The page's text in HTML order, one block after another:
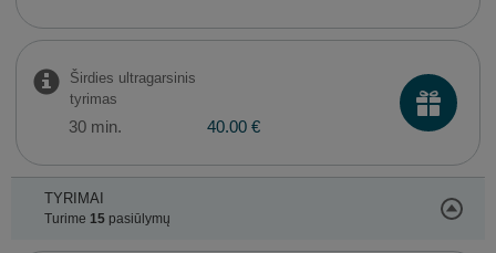
Širdies ultragarsinis
tyrimas
30 min. 40.00 €
TYRIMAI
Turime 15pasiūlymų